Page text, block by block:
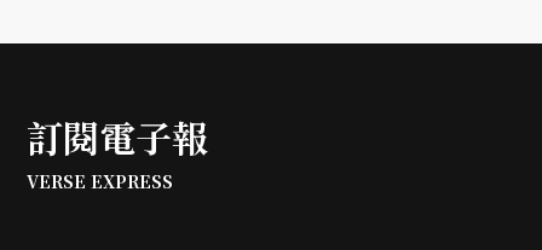
訂閱電子報
VERSE EXPRESS